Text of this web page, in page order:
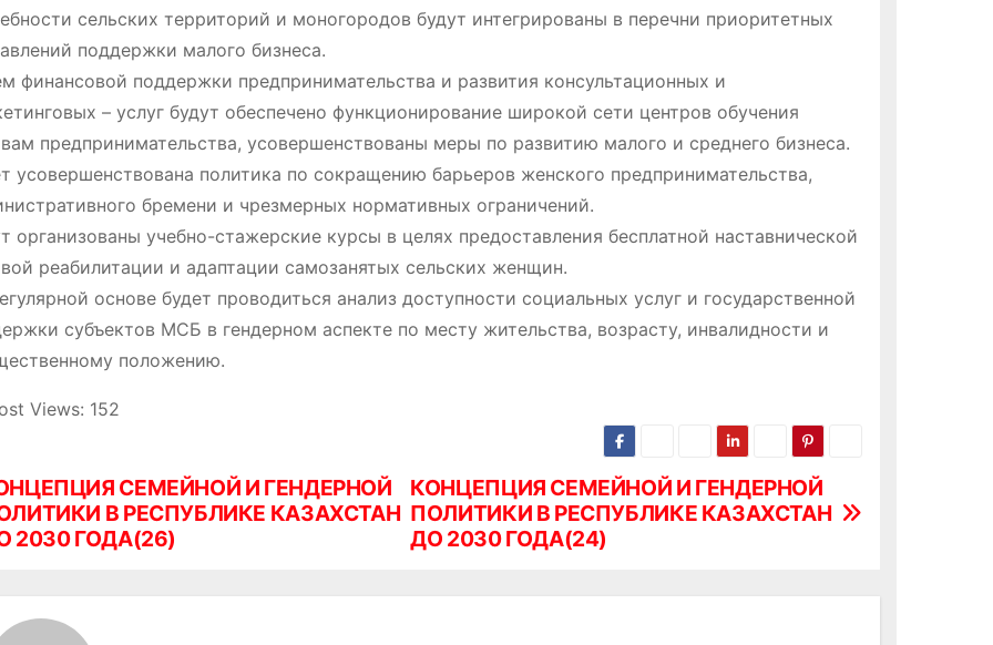
сельских территорий и моногородов будут интегрированы в перечни приоритетных
поддержки малого бизнеса.
финансовой поддержки предпринимательства и развития консультационных и
– услуг будут обеспечено функционирование широкой сети центров обучения
предпринимательства, усовершенствованы меры по развитию малого и среднего бизнеса.
усовершенствована политика по сокращению барьеров женского предпринимательства,
бремени и чрезмерных нормативных ограничений.
организованы учебно-стажерские курсы в целях предоставления бесплатной наставнической
реабилитации и адаптации самозанятых сельских женщин.
основе будет проводиться анализ доступности социальных услуг и государственной
субъектов МСБ в гендерном аспекте по месту жительства, возрасту, инвалидности и
положению.
Views: 152
КОНЦЕПЦИЯ СЕМЕЙНОЙ И ГЕНДЕРНОЙ
ПОЛИТИКИ В РЕСПУБЛИКЕ КАЗАХСТАН
ДО 2030 ГОДА(24)
СЕМЕЙНОЙ И ГЕНДЕРНОЙ
В РЕСПУБЛИКЕ КАЗАХСТАН
2030 ГОДА(26)